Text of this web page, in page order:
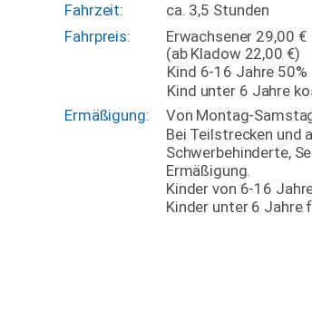
Fahrzeit: ca. 3,5 Stunden
Fahrpreis:
Erwachsener 29,00 €
(ab Kladow 22,00 €)
Kind 6-16 Jahre 50%
Kind unter 6 Jahre
Ermäßigung:
Von Montag-
Bei Teilstrecken und
Schwerbehinderte,
Ermäßigung.
Kinder von 6-16
Kinder unter 6 Jahre